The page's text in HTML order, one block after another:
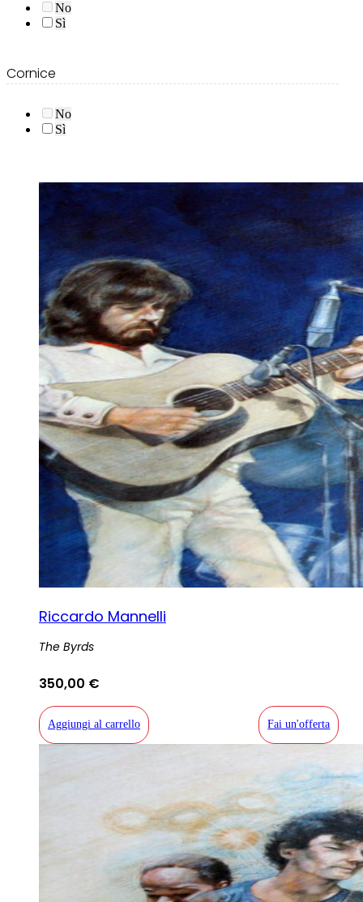
No
Sì
Cornice
No
Sì
Riccardo Mannelli
The Byrds
350,00 €
Aggiungi al carrello Fai un'offerta